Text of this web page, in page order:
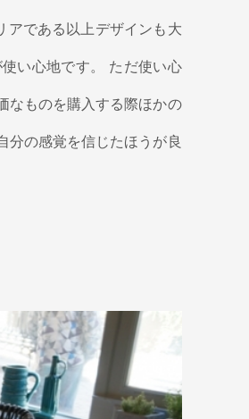
アである以上デザインも大
い心地です。 ただ使い心
なものを購入する際ほかの
分の感覚を信じたほうが良